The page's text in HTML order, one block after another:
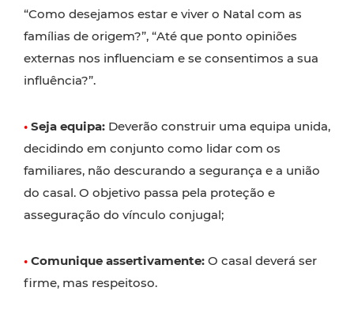
“Como desejamos estar e viver o Natal com as
famílias de origem?”, “Até que ponto opiniões
externas nos influenciam e se consentimos a sua
influência?”.
• Seja equipa: Deverão construir uma equipa unida,
decidindo em conjunto como lidar com os
familiares, não descurando a segurança e a união
do casal. O objetivo passa pela proteção e
asseguração do vínculo conjugal;
• Comunique assertivamente: O casal deverá ser
firme, mas respeitoso.